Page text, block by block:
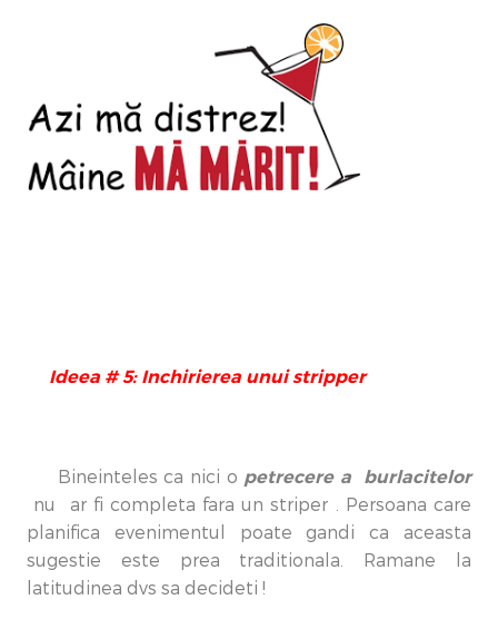
Ideea # 5: Inchirierea unui stripper
Bineinteles ca nici o petrecere a burlacitelor
nu ar fi completa fara un striper . Persoana care
planifica evenimentul poate gandi ca aceasta
sugestie este prea traditionala. Ramane la
latitudinea dvs sa decideti !